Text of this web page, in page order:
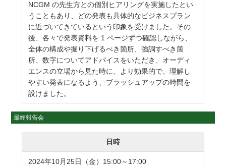
NCGM の先生方との個別ヒアリングを実施したとい
うこともあり、どの発表も具体的なビジネスプラン
に近づいてきているという印象を受けました。その
後、各々で発表資料を 1 ページずつ確認しながら、
全体の構成や掘り下げるべき箇所、強調すべき箇
所、数字についてアドバイスをいただき、オーディ
エンスの立場から見た時に、より効果的で、理解し
やすい発表になるよう、ブラッシュアップの時間を
設けました。
最終報告会
日時
2024年10月25日（金）15:00～17:00